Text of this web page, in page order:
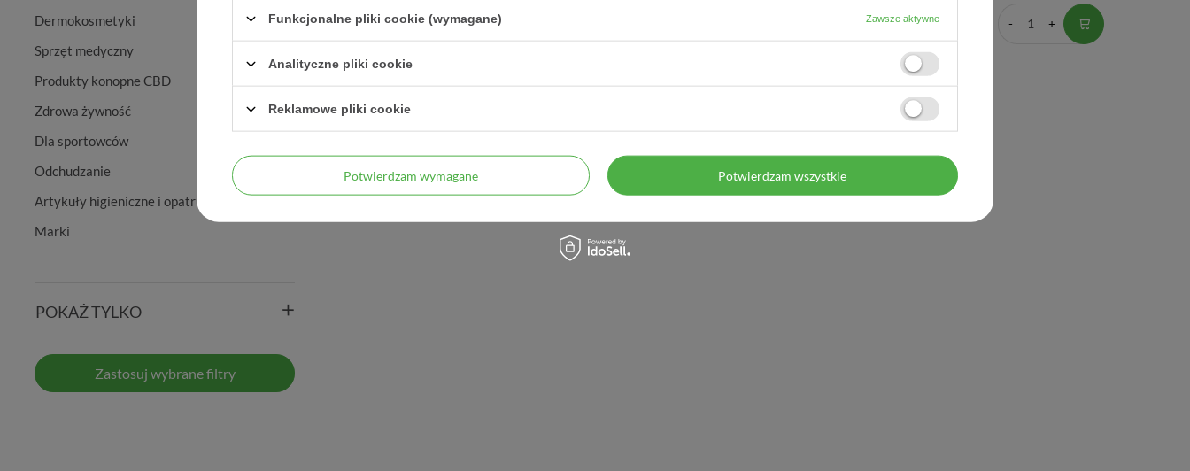
Dermokosmetyki
Sprzęt medyczny
Produkty konopne CBD
Zdrowa żywność
Dla sportowców
Odchudzanie
Artykuły higieniczne i opatrunkowe
Marki
POKAŻ TYLKO
Zastosuj wybrane filtry
Funkcjonalne pliki cookie (wymagane) Zawsze aktywne
Analityczne pliki cookie
Reklamowe pliki cookie
Potwierdzam wymagane Potwierdzam wszystkie